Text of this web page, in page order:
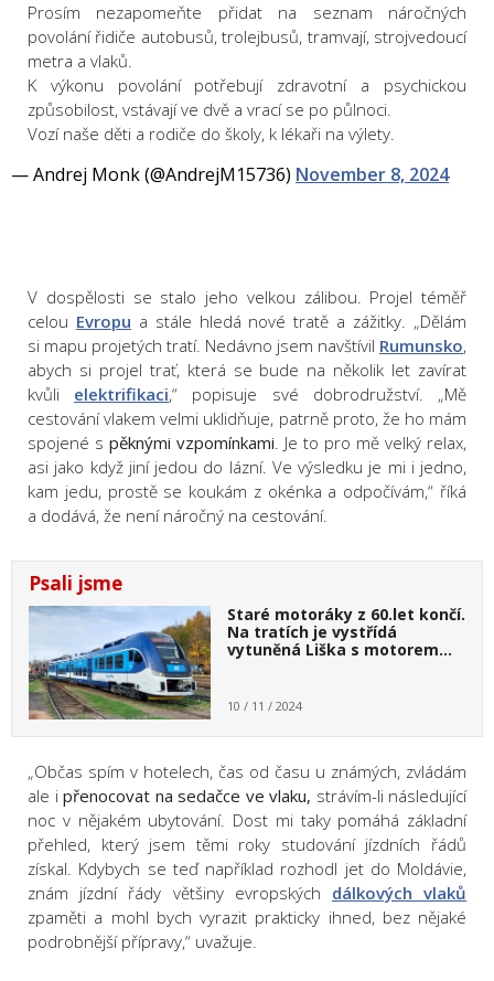
Prosím nezapomeňte přidat na seznam náročných
povolání řidiče autobusů, trolejbusů, tramvají, strojvedoucí
metra a vlaků.
K výkonu povolání potřebují zdravotní a psychickou
způsobilost, vstávají ve dvě a vrací se po půlnoci.
Vozí naše děti a rodiče do školy, k lékaři na výlety.
— Andrej Monk (@AndrejM15736) November 8, 2024
V dospělosti se stalo jeho velkou zálibou. Projel téměř
celou Evropu a stále hledá nové tratě a zážitky. „Dělám
si mapu projetých tratí. Nedávno jsem navštívil Rumunsko,
abych si projel trať, která se bude na několik let zavírat
kvůli elektrifikaci,“ popisuje své dobrodružství. „Mě
cestování vlakem velmi uklidňuje, patrně proto, že ho mám
spojené s pěknými vzpomínkami. Je to pro mě velký relax,
asi jako když jiní jedou do lázní. Ve výsledku je mi i jedno,
kam jedu, prostě se koukám z okénka a odpočívám,“ říká
a dodává, že není náročný na cestování.
Psali jsme
Staré motoráky z 60.let končí.
Na tratích je vystřídá
vytuněná Liška s motorem…
10 / 11 / 2024
„Občas spím v hotelech, čas od času u známých, zvládám
ale i přenocovat na sedačce ve vlaku, strávím-li následující
noc v nějakém ubytování. Dost mi taky pomáhá základní
přehled, který jsem těmi roky studování jízdních řádů
získal. Kdybych se teď například rozhodl jet do Moldávie,
znám jízdní řády většiny evropských dálkových vlaků
zpaměti a mohl bych vyrazit prakticky ihned, bez nějaké
podrobnější přípravy,“ uvažuje.